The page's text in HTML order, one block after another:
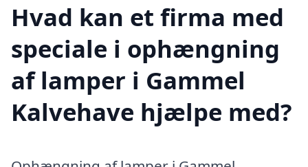
Hvad kan et firma med
speciale i ophængning
af lamper i Gammel
Kalvehave hjælpe med?